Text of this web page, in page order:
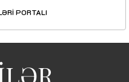
PORTALI